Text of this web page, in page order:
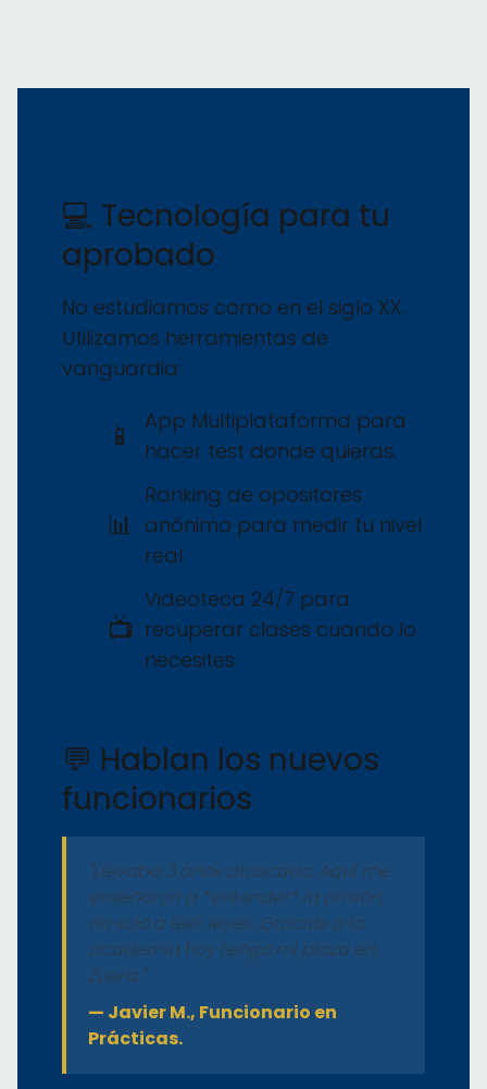
💻 Tecnología para tu
aprobado
No estudiamos como en el siglo XX.
Utilizamos herramientas de
vanguardia:
📱
App Multiplataforma para
hacer test donde quieras.
📊
Ranking de opositores
anónimo para medir tu nivel
real.
📺
Videoteca 24/7 para
recuperar clases cuando lo
necesites.
💬 Hablan los nuevos
funcionarios
"Llevaba 3 años atascado. Aquí me
enseñaron a *entender* la prisión,
no solo a leer leyes. Gracias a la
academia hoy tengo mi plaza en
Zuera."
— Javier M., Funcionario en
Prácticas.